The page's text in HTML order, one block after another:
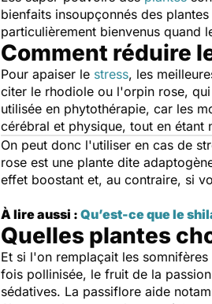
bienfaits insoupçonnés des
particulièrement bienvenus quand
Comment réduire
Pour apaiser le stress, les
citer le rhodiole ou l'orpin rose,
utilisée en phytothérapie, car les
cérébral et physique, tout en étant
On peut donc l'utiliser en cas de
rose est une plante dite
effet boostant et, au contraire, si
À lire aussi : Qu’est-ce que le
Quelles plantes
Et si l'on remplaçait les
fois pollinisée, le fruit de la
sédatives. La passiflore aide